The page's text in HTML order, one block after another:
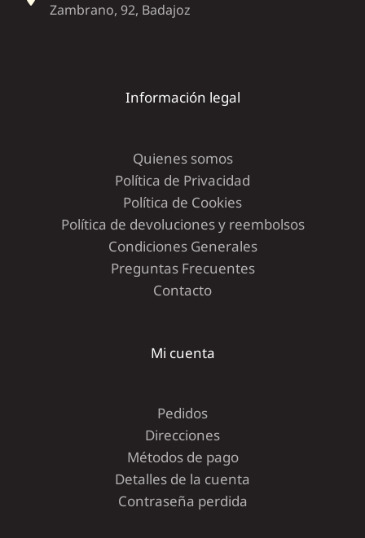
Zambrano, 92, Badajoz
Información legal
Quienes somos
Política de Privacidad
Política de Cookies
Política de devoluciones y reembolsos
Condiciones Generales
Preguntas Frecuentes
Contacto
Mi cuenta
Pedidos
Direcciones
Métodos de pago
Detalles de la cuenta
Contraseña perdida